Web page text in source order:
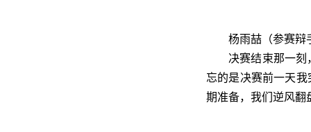
杨雨喆（参赛辩
决赛结束那一
忘的是决赛前一天
期准备，我们逆风翻